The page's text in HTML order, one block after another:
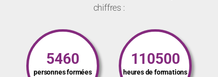
chiffres :
5460
personnes formées
110500
heures de formations